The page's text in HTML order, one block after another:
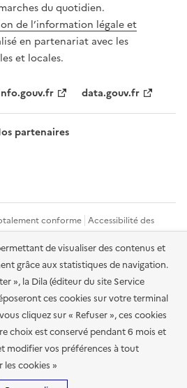
de visualiser des contenus et
grâce aux statistiques de navigation.
», la Dila (éditeur du site Service
ces cookies sur votre terminal
cliquez sur « Refuser », ces cookies
choix est conservé pendant 6 mois et
modifier vos préférences à tout
les cookies »
du quotidien.
de l’information légale et
en partenariat avec les
et locales.
data.gouv.fr
partenaires
conforme Accessibilité des
Données personnelles et sécurité
Gestion des cookies
contenus de ce site sont sous licence